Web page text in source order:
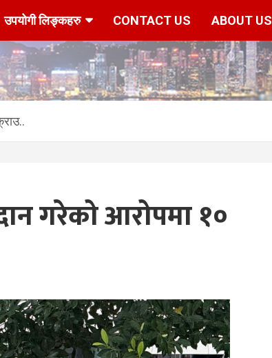
उपयोगी लिङ्कहरु CONTACT US ABOUT US
गरेको आरोपमा १०